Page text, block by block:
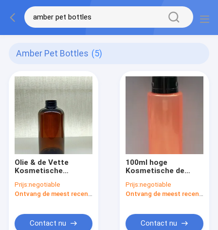
Amber Pet Bottles (5)
Olie & de Vette
Kosmetische
Weerstandshuisdier/de
Amber Vrije
Huisdierenflessen
voor Voorraad
Prijs:negotiable
Ontvang de meest recente Prijs
Contact nu
100ml hoge
Kosmetische de
Geurloos van het
Transparantiehuisdier
GLB of Pomp
Prijs:negotiable
Ontvang de meest recente Prijs
Contact nu